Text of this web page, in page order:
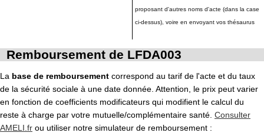
proposant d'autres noms d'acte (dans la case
ci-dessus), voire en envoyant vos thésaurus
Remboursement de LFDA003
La base de remboursement correspond au tarif de l'acte et du taux
de la sécurité sociale à une date donnée. Attention, le prix peut varier
en fonction de coefficients modificateurs qui modifient le calcul du
reste à charge par votre mutuelle/complémentaire santé. Consulter
AMELI.fr ou utiliser notre simulateur de remboursement :